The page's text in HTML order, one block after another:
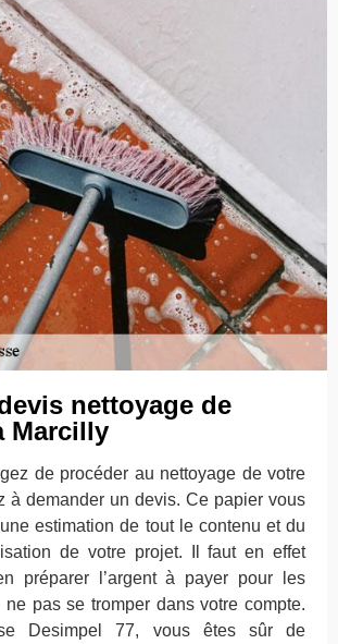
nettoyage de
Marcilly
de procéder au nettoyage de votre
à demander un devis. Ce papier vous
estimation de tout le contenu et du
de votre projet. Il faut en effet
préparer l’argent à payer pour les
pas se tromper dans votre compte.
Desimpel 77, vous êtes sûr de